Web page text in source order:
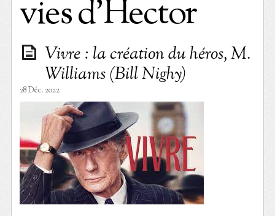
vies d’Hector
Vivre : la création du héros, M.
Williams (Bill Nighy)
28 Déc. 2022